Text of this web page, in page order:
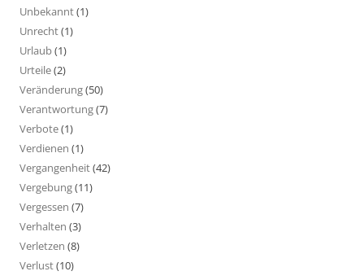
Unbekannt(1)
Unrecht(1)
Urlaub(1)
Urteile(2)
Veränderung(50)
Verantwortung(7)
Verbote(1)
Verdienen (1)
Vergangenheit(42)
Vergebung(11)
Vergessen (7)
Verhalten (3)
Verletzen (8)
Verlust(10)